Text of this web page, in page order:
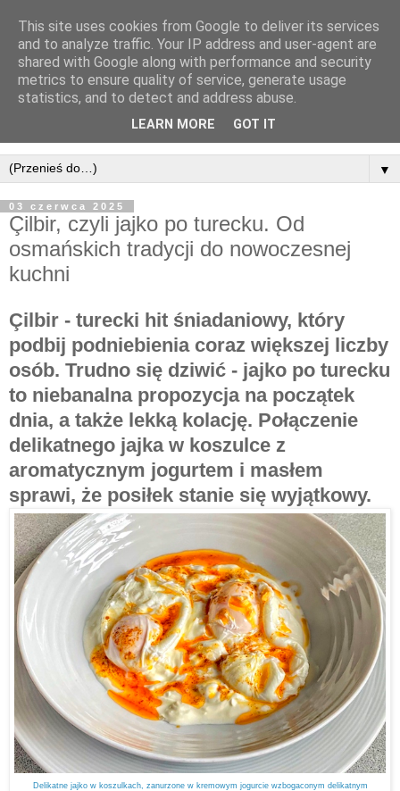
▼
03 czerwca 2025
Çilbir, czyli jajko po turecku. Od
osmańskich tradycji do nowoczesnej
kuchni
Çilbir - turecki hit śniadaniowy, który
podbij podniebienia coraz większej liczby
osób. Trudno się dziwić - jajko po turecku
to niebanalna propozycja na początek
dnia, a także lekką kolację. Połączenie
delikatnego jajka w koszulce z
aromatycznym jogurtem i masłem
sprawi, że posiłek stanie się wyjątkowy.
Delikatne jajko w koszulkach, zanurzone w kremowym jogurcie wzbogaconym delikatnym
This site uses cookies from Google to deliver its services
and to analyze traffic. Your IP address and user-agent are
shared with Google along with performance and security
metrics to ensure quality of service, generate usage
statistics, and to detect and address abuse.
LEARN MORE GOT IT